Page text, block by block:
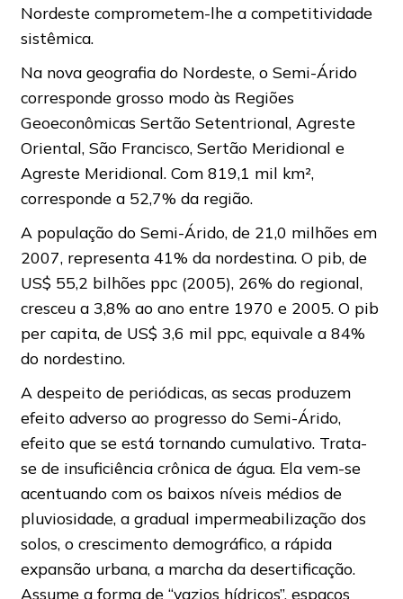
Nordeste comprometem-lhe a competitividade
sistêmica.
Na nova geografia do Nordeste, o Semi-Árido
corresponde grosso modo às Regiões
Geoeconômicas Sertão Setentrional, Agreste
Oriental, São Francisco, Sertão Meridional e
Agreste Meridional. Com 819,1 mil km²,
corresponde a 52,7% da região.
A população do Semi-Árido, de 21,0 milhões em
2007, representa 41% da nordestina. O pib, de
US$ 55,2 bilhões ppc (2005), 26% do regional,
cresceu a 3,8% ao ano entre 1970 e 2005. O pib
per capita, de US$ 3,6 mil ppc, equivale a 84%
do nordestino.
A despeito de periódicas, as secas produzem
efeito adverso ao progresso do Semi-Árido,
efeito que se está tornando cumulativo. Trata-
se de insuficiência crônica de água. Ela vem-se
acentuando com os baixos níveis médios de
pluviosidade, a gradual impermeabilização dos
solos, o crescimento demográfico, a rápida
expansão urbana, a marcha da desertificação.
Assume a forma de “vazios hídricos”, espaços